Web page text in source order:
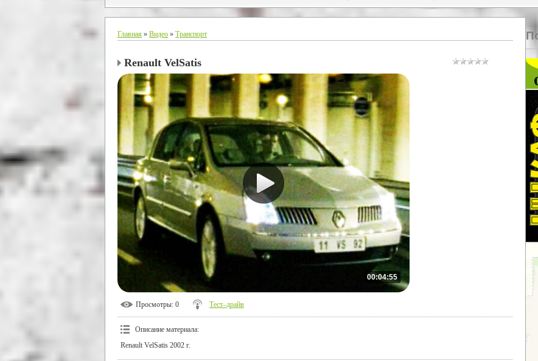
Главная » Видео » Транспорт
Renault VelSatis
00:04:55
Просмотры: 0 Тест–драйв
Описание материала:
Renault VelSatis 2002 г.